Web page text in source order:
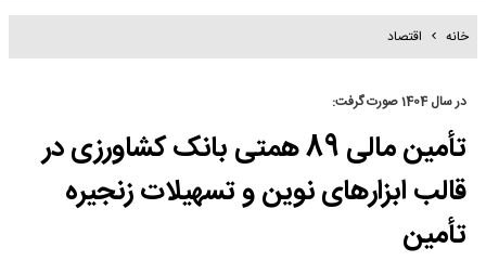
خانه اقتصاد
در سال 1404 صورت گرفت:
تأمین مالی 89 همتی بانک کشاورزی در
قالب ابزارهای نوین و تسهیلات زنجیره
تأمین